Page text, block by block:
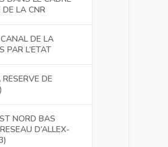
LA CNR
DE LA
PAR L’ETAT
DE
NORD BAS
D’ALLEX-